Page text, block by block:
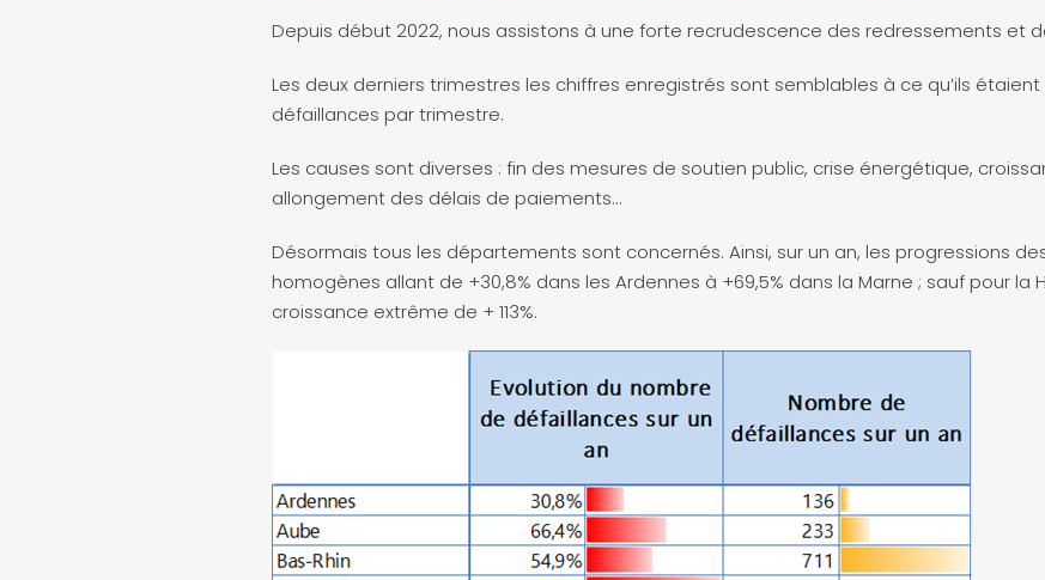
Depuis début 2022, nous assistons à une forte recrudescence des redressements et
Les deux derniers trimestres les chiffres enregistrés sont semblables à ce qu’ils étaient
défaillances par trimestre.
Les causes sont diverses : fin des mesures de soutien public, crise énergétique,
allongement des délais de paiements…
Désormais tous les départements sont concernés. Ainsi, sur un an, les progressions
homogènes allant de +30,8% dans les Ardennes à +69,5% dans la Marne ; sauf pour la
croissance extrême de + 113%.